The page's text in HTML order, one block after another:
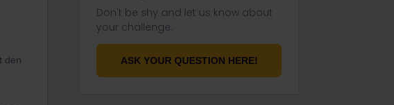
den
Don't be shy and let us know about
your challenge.
ASK YOUR QUESTION HERE!